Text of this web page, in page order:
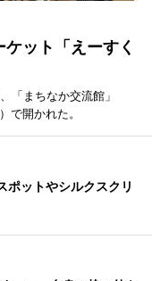
ット「えーすく
「まちなか交流館」
で開かれた。
ットやシルクスクリ